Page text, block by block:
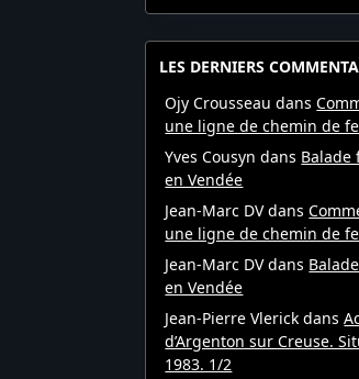
LES DERNIERS
Ojy Crousseau dans
une ligne de chemin de
Yves Cousyn dans Balade
en Vendée
Jean-Marc DVdans
une ligne de chemin de
Jean-Marc DVdans
en Vendée
Jean-Pierre Vlerick dans
d’Argenton sur Creuse.
1983. 1/2